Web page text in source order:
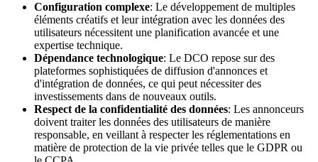
Configuration complexe: Le développement de multiples
éléments créatifs et leur intégration avec les données des
utilisateurs nécessitent une planification avancée et une
expertise technique.
Dépendance technologique: Le DCO repose sur des
plateformes sophistiquées de diffusion d'annonces et
d'intégration de données, ce qui peut nécessiter des
investissements dans de nouveaux outils.
Respect de la confidentialité des données: Les annonceurs
doivent traiter les données des utilisateurs de manière
responsable, en veillant à respecter les réglementations en
matière de protection de la vie privée telles que le GDPR ou